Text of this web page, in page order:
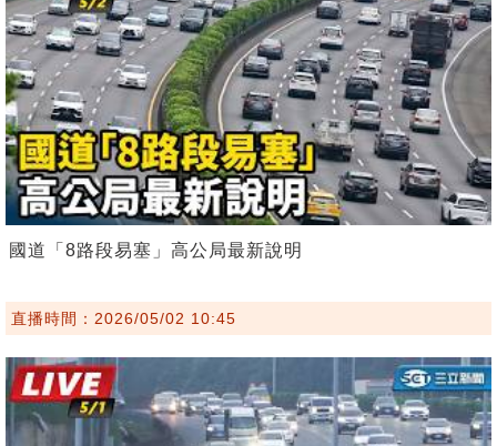
國道「8路段易塞」高公局最新說明
直播時間：2026/05/02 10:45